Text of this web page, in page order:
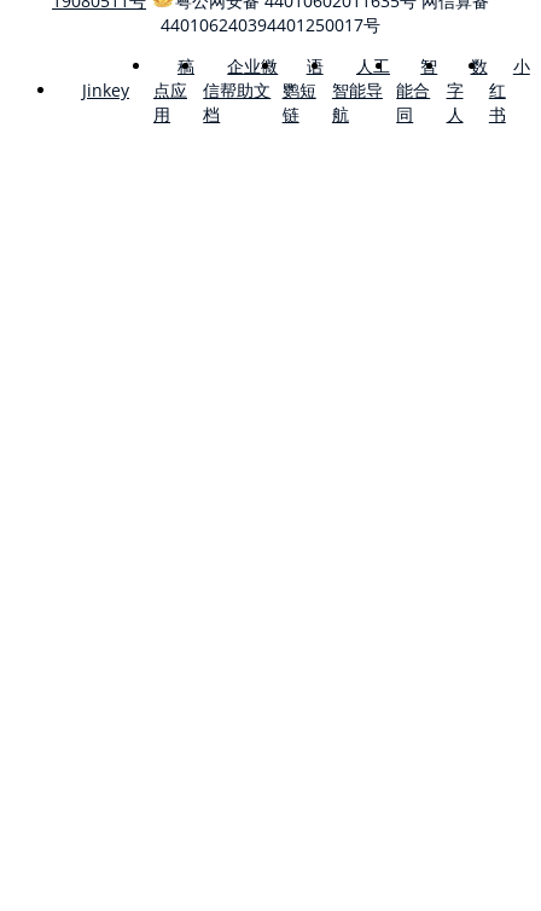
440106240394401250017号
Jinkey
稿
点应
用
企业微
信帮助文
档
语
鹦短
链
人工
智能导
航
智
能合
同
数
字
人
小
红
书